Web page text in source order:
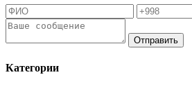
Отправить
Категории